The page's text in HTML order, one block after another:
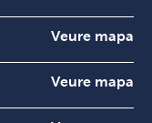
Veure mapa
Veure mapa